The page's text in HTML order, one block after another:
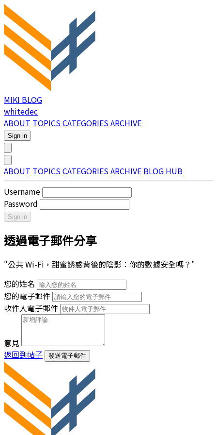
MIKI BLOG
whitedec
ABOUT TOPICSCATEGORIESARCHIVE
Sign in
ABOUT TOPICSCATEGORIESARCHIVE BLOG HUB
Username
Password
Sign in
透過電子郵件分享
"公共 Wi-Fi，甜蜜誘惑背後的陰影：你的數據安全嗎？"
您的姓名
您的電子郵件
收件人電子郵件
意見
返回到帖子
發送電子郵件